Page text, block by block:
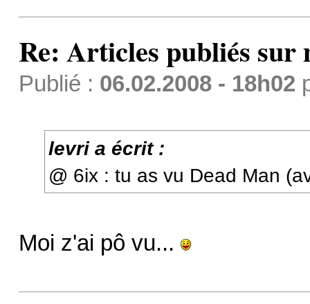
Re: Articles publiés sur
Publié : 06.02.2008 - 18h02
levri a écrit :
@ 6ix : tu as vu Dead Man
Moi z'ai pô vu...